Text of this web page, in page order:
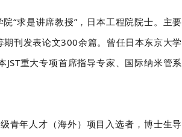
院“求是讲席教授”，日本工程院院士。主要
刊发表论文300余篇。曾任日本东京大学
重大专项首席指导专家、国际纳米管系
青年人才（海外）项目入选者，博士生导